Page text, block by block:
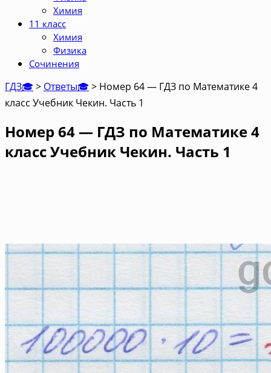
Химия
11 класс
Химия
Физика
Сочинения
ГДЗ🎓> Ответы🎓> Номер 64 — ГДЗ по Математике 4
класс Учебник Чекин. Часть 1
Номер 64 — ГДЗ по Математике 4
класс Учебник Чекин. Часть 1